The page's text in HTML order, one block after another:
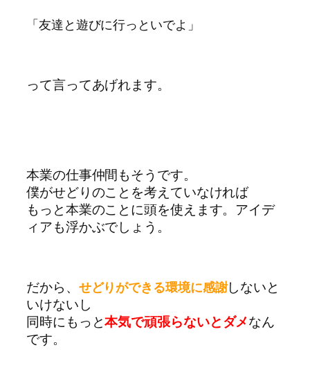
「友達と遊びに行っといでよ」
って言ってあげれます。
本業の仕事仲間もそうです。
僕がせどりのことを考えていなければ
もっと本業のことに頭を使えます。アイデ
ィアも浮かぶでしょう。
だから、 せどりができる環境に感謝しないと
いけないし
同時にもっと本気で頑張らないとダメなん
です。